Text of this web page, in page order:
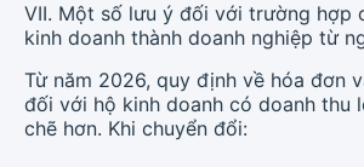
VII. Một số lưu ý đối với trường hợp
kinh doanh thành doanh nghiệp từ
Từ năm 2026, quy định về hóa đơn
đối với hộ kinh doanh có doanh thu
chẽ hơn. Khi chuyển đổi: